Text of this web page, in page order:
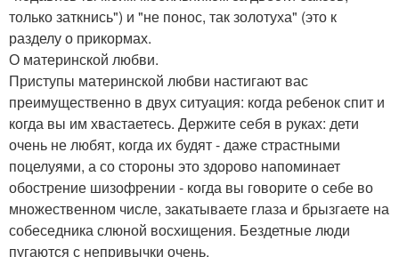
только заткнись") и "не понос, так золотуха" (это к
разделу о прикормах.
О материнской любви.
Приступы материнской любви настигают вас
преимущественно в двух ситуация: когда ребенок спит и
когда вы им хвастаетесь. Держите себя в руках: дети
очень не любят, когда их будят - даже страстными
поцелуями, а со стороны это здорово напоминает
обострение шизофрении - когда вы говорите о себе во
множественном числе, закатываете глаза и брызгаете на
собеседника слюной восхищения. Бездетные люди
пугаются с непривычки очень.